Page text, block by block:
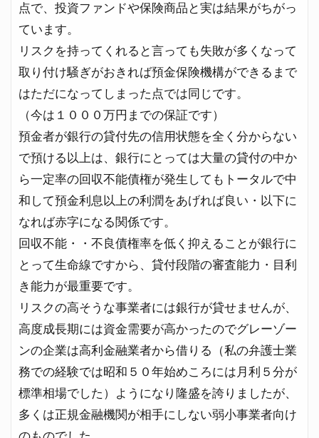
点で、投資ファンドや保険商品と実は結果がちがっ
ています。
リスクを持ってくれると言っても失敗が多くなって
取り付け騒ぎがおきれば預金保険機構ができるまで
はただになってしまった点では同じです。
（今は１０００万円までの保証です）
預金者が銀行の貸付先の信用状態を全く分からない
で預ける以上は、銀行にとっては大量の貸付の中か
ら一定率の回収不能債権が発生してもトータルで中
和して預金利息以上の利潤をあげれば良い・以下に
なれば赤字になる関係です。
回収不能・・不良債権率を低く抑えることが銀行に
とって生命線ですから、貸付段階の審査能力・目利
き能力が最重要です。
リスクの高そうな事業者には銀行が貸せませんが、
高度成長期には資金需要が高かったのでグレーゾー
ンの企業は高利金融業者から借りる（私の弁護士業
務での経験では昭和５０年始めころには月利５分が
標準相場でした）ようになり隆盛を誇りましたが、
多くは正規金融機関が相手にしない弱小事業者向け